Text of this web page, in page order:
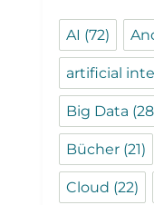
AI (72)
artificial
Big Data
Bücher (21)
Cloud (22)